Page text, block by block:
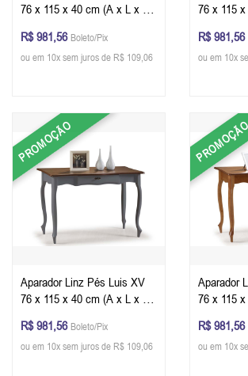
76 x 115 x 40 cm (A x L x P)
Glazer
R$ 981,56 Boleto/Pix
ou em 10x sem juros de R$ 109,06
76 x 115 x
R$ 981,56
ou em 10x
PROMOÇÃO
Aparador Linz Pés Luis XV
76 x 115 x 40 cm (A x L x P)
Glazer
R$ 981,56 Boleto/Pix
ou em 10x sem juros de R$ 109,06
Aparador
76 x 115 x
R$ 981,56
ou em 10x